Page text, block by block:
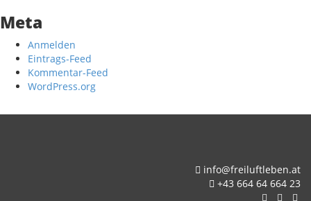
Meta
Anmelden
Eintrags-Feed
Kommentar-Feed
WordPress.org
info@freiluftleben.at
+43 664 64 664 23